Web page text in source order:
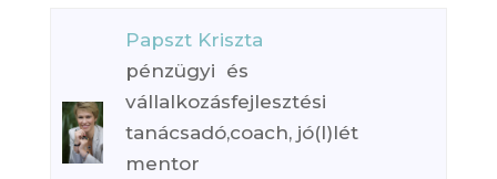
Papszt Kriszta
pénzügyi és
vállalkozásfejlesztési
tanácsadó,coach, jó(l)lét
mentor